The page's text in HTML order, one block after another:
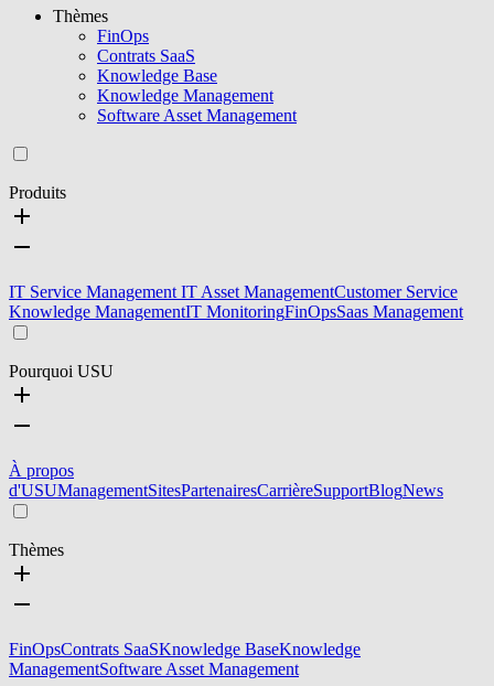
Thèmes
FinOps
Contrats SaaS
Knowledge Base
Knowledge Management
Software Asset Management
Produits
IT Service Management IT Asset ManagementCustomer Service
Knowledge ManagementIT MonitoringFinOpsSaas Management
Pourquoi USU
À propos
d'USUManagementSitesPartenairesCarrièreSupportBlogNews
Thèmes
FinOpsContrats SaaSKnowledge BaseKnowledge
ManagementSoftware Asset Management